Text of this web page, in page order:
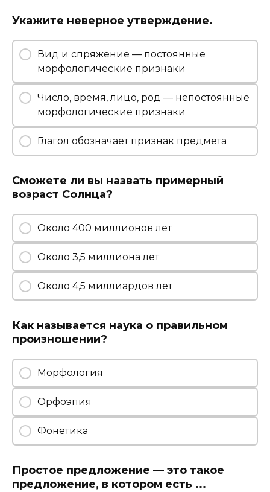
Укажите неверное утверждение.
Вид и спряжение — постоянные
морфологические признаки
Число, время, лицо, род — непостоянные
морфологические признаки
Глагол обозначает признак предмета
Сможете ли вы назвать примерный
возраст Солнца?
Около 400 миллионов лет
Около 3,5 миллиона лет
Около 4,5 миллиардов лет
Как называется наука о правильном
произношении?
Морфология
Орфоэпия
Фонетика
Простое предложение — это такое
предложение, в котором есть ...